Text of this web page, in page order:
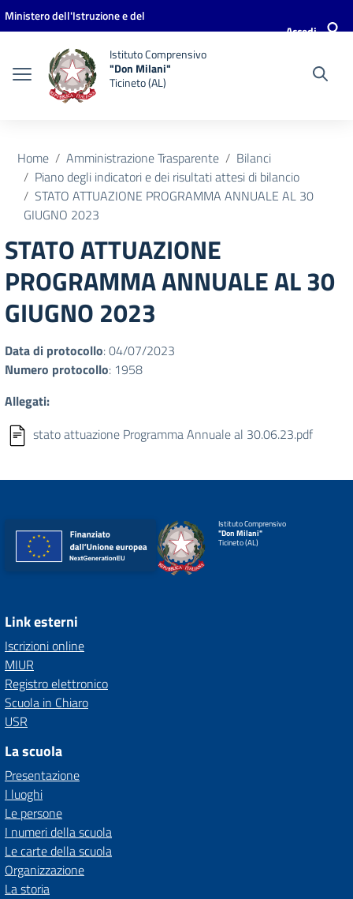
Vai ai contenuti
Vai al menu di navigazione
Vai al footer
Ministero dell'Istruzione e del
Accedi
Istituto Comprensivo
"Don Milani"
Ticineto (AL)
Home Amministrazione Trasparente
Bilanci
Piano degli indicatori e dei risultati attesi di bilancio
STATO ATTUAZIONE PROGRAMMA ANNUALE AL 30
GIUGNO 2023
STATO ATTUAZIONE
PROGRAMMA ANNUALE AL 30
GIUGNO 2023
Data di protocollo: 04/07/2023
Numero protocollo: 1958
Allegati:
stato attuazione Programma Annuale al 30.06.23.pdf
Istituto Comprensivo
"Don Milani"
Ticineto (AL)
Link esterni
Iscrizioni online
MIUR
Registro elettronico
Scuola in Chiaro
USR
La scuola
Presentazione
I luoghi
Le persone
I numeri della scuola
Le carte della scuola
Organizzazione
La storia